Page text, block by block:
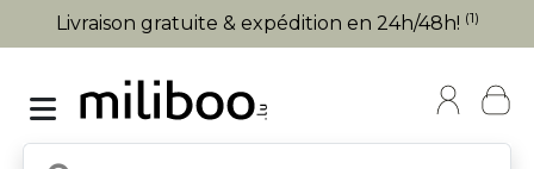
Livraison gratuite & expédition en 24h/48h! (1)